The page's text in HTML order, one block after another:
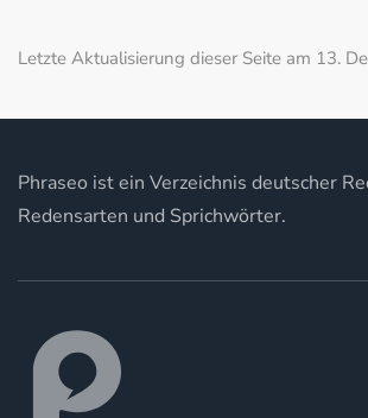
Letzte Aktualisierung dieser Seite am 13.
Phraseo ist ein Verzeichnis deutscher
Redensarten und Sprichwörter.